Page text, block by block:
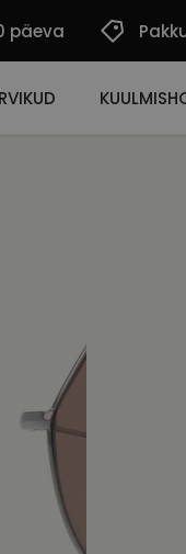
päeva